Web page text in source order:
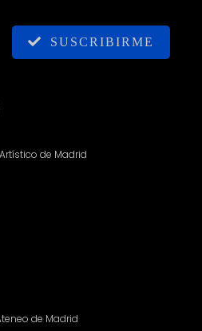
SUSCRIBIRME
de Madrid
de Madrid